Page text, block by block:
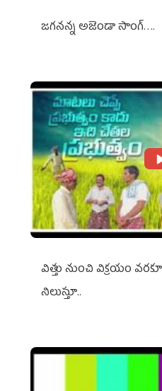
జగనన్న అజెండా సాంగ్….
విత్తు నుంచి విక్రయం
నిలుస్తూ..